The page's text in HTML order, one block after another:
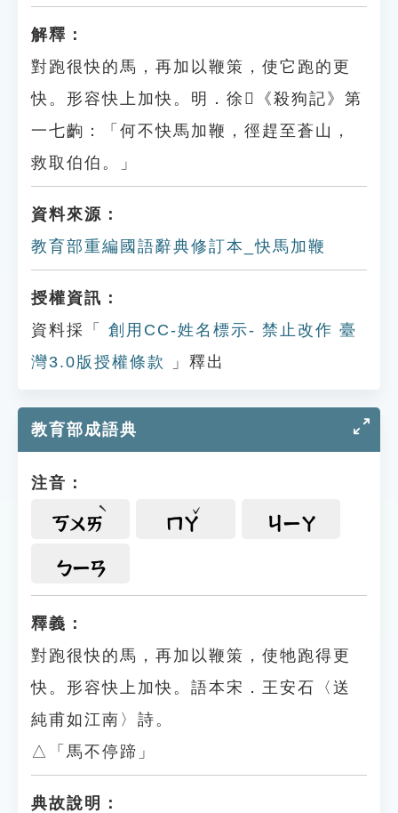
解釋：
對跑很快的馬，再加以鞭策，使它跑的更
快。形容快上加快。明．徐𤱻《殺狗記》第
一七齣：「何不快馬加鞭，徑趕至蒼山，
救取伯伯。」
資料來源：
教育部重編國語辭典修訂本_快馬加鞭
授權資訊：
資料採「
創用CC-姓名標示- 禁止改作 臺
灣3.0版授權條款
」釋出
教育部成語典
注音：
ㄎㄨㄞ ㄇㄚ ㄐㄧㄚ
ㄅㄧㄢ
釋義：
對跑很快的馬，再加以鞭策，使牠跑得更
快。形容快上加快。語本宋．王安石〈送
純甫如江南〉詩。
△「馬不停蹄」
典故說明：